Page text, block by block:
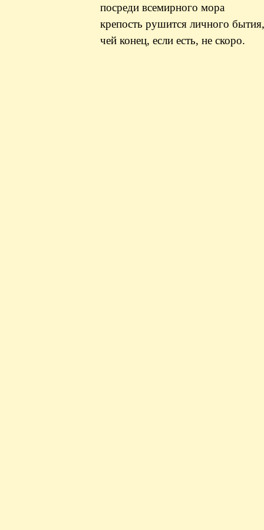
посреди всемирного мора
крепость рушится личного бытия,
чей конец, если есть, не скоро.